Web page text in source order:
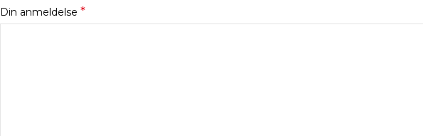
Din anmeldelse *